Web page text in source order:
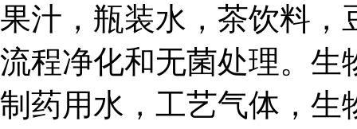
果汁，瓶装水，茶饮料，
流程净化和无菌处理。生
制药用水，工艺气体，生